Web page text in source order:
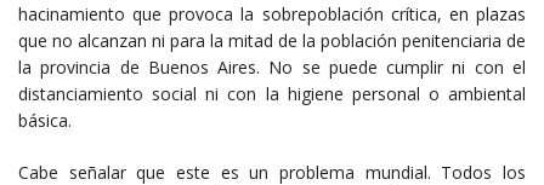
hacinamiento que provoca la sobrepoblación crítica, en plazas
que no alcanzan ni para la mitad de la población penitenciaria de
la provincia de Buenos Aires. No se puede cumplir ni con el
distanciamiento social ni con la higiene personal o ambiental
básica.
Cabe señalar que este es un problema mundial. Todos los